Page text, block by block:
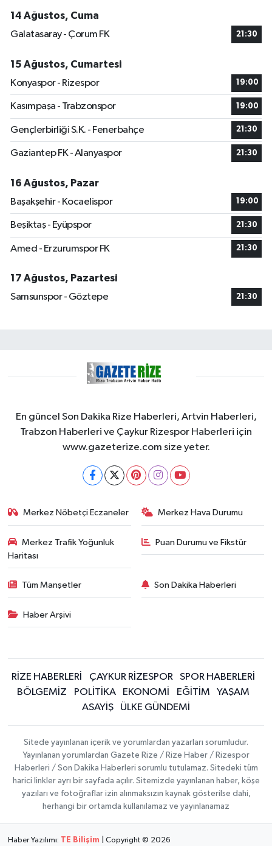
14 Ağustos, Cuma
Galatasaray - Çorum FK
21:30
15 Ağustos, Cumartesi
Konyaspor - Rizespor
19:00
Kasımpaşa - Trabzonspor 19:00
Gençlerbirliği S.K. - Fenerbahçe 21:30
Gaziantep FK - Alanyaspor 21:30
16 Ağustos, Pazar
Başakşehir - Kocaelispor
19:00
Beşiktaş - Eyüpspor 21:30
Amed - Erzurumspor FK 21:30
17 Ağustos, Pazartesi
Samsunspor - Göztepe
21:30
En güncel Son Dakika Rize Haberleri, Artvin Haberleri,
Trabzon Haberleri ve Çaykur Rizespor Haberleri için
www.gazeterize.com size yeter.
Merkez Nöbetçi Eczaneler Merkez Hava Durumu
Merkez Trafik Yoğunluk
Haritası
Puan Durumu ve Fikstür
Tüm Manşetler Son Dakika Haberleri
Haber Arşivi
RİZE HABERLERİ ÇAYKUR RİZESPOR
SPOR HABERLERİ
BÖLGEMİZ
POLİTİKA EKONOMİ EĞİTİM
YAŞAM
ASAYİŞ
ÜLKE GÜNDEMİ
Sitede yayınlanan içerik ve yorumlardan yazarları sorumludur.
Yayınlanan yorumlardan Gazete Rize / Rize Haber / Rizespor
Haberleri / Son Dakika Haberleri sorumlu tutulamaz. Sitedeki tüm
harici linkler ayrı bir sayfada açılır. Sitemizde yayınlanan haber, köşe
yazıları ve fotoğraflar izin alınmaksızın kaynak gösterilse dahi,
herhangi bir ortamda kullanılamaz ve yayınlanamaz
Haber Yazılımı: TE Bilişim | Copyright © 2026